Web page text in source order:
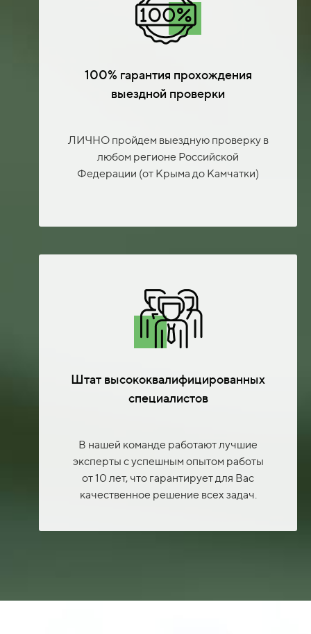
100% гарантия прохождения
выездной проверки
ЛИЧНО пройдем выездную проверку в
любом регионе Российской
Федерации (от Крыма до Камчатки)
Штат высококвалифицированных
специалистов
В нашей команде работают лучшие
эксперты с успешным опытом работы
от 10 лет, что гарантирует для Вас
качественное решение всех задач.